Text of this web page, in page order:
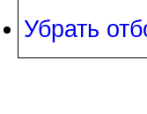
Убрать